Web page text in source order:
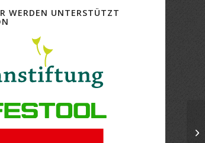
WERDEN UNTERSTÜTZT